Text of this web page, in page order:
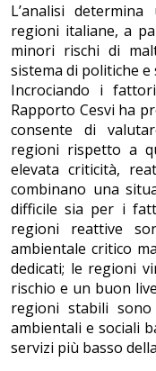
L’analisi
regioni italiane, a
minori rischi di
sistema di politiche
Incrociando i
Rapporto Cesvi ha
consente di
regioni rispetto a
elevata criticità,
combinano una
difficile sia per i
regioni reattive
ambientale critico
dedicati; le regioni
rischio e un buon
regioni stabili
ambientali e sociali
servizi più basso